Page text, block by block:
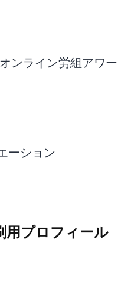
ンライン労組アワー
ーション
用プロフィール